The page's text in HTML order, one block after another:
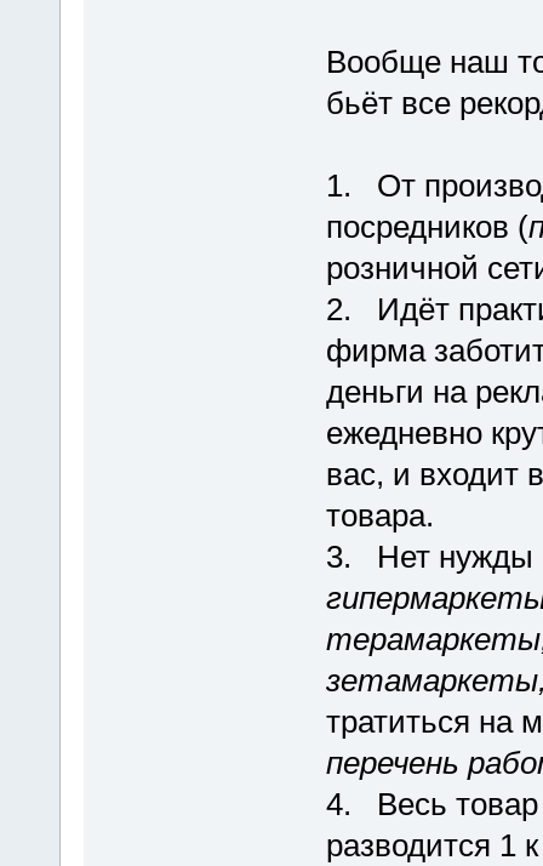
Вообще наш
бьёт все
1. От
посредников (
розничной
2. Идёт
фирма
деньги на
ежедневно
вас, и входит
товара.
3. Нет нужды
тратиться на
перечень
4. Весь товар
разводится 1